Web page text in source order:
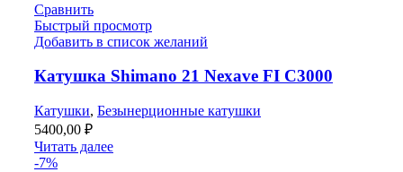
Сравнить
Быстрый просмотр
Добавить в список желаний
Катушка Shimano 21 Nexave FI C3000
Катушки, Безынерционные катушки
5400,00 ₽
Читать далее
-7%